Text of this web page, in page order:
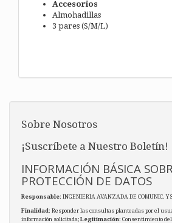
Accesorios
Almohadillas
3 pares (S/M/L)
Sobre Nosotros
¡Suscríbete a Nuestro Boletín!
INFORMACIÓN BÁSICA
PROTECCIÓN DE DATOS
Responsable: INGENIERIA AVANZADA DE COMUNIC. Y
Finalidad: Responder las consultas planteadas por el
información solicitada;Legitimación: Consentimiento